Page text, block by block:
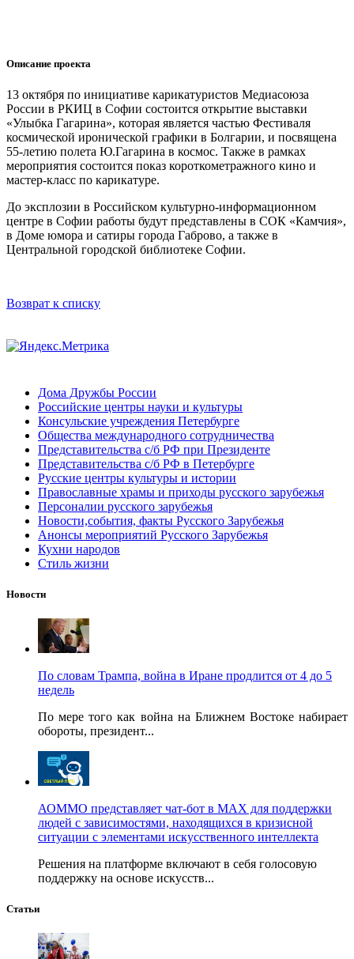
Описание проекта
13 октября по инициативе карикатуристов Медиасоюза
России в РКИЦ в Софии состоится открытие выставки
«Улыбка Гагарина», которая является частью Фестиваля
космической иронической графики в Болгарии, и посвящена
55-летию полета Ю.Гагарина в космос. Также в рамках
мероприятия состоится показ короткометражного кино и
мастер-класс по карикатуре.
До эксплозии в Российском культурно-информационном
центре в Софии работы будут представлены в СОК «Камчия»,
в Доме юмора и сатиры города Габрово, а также в
Центральной городской библиотеке Софии.
Возврат к списку
Дома Дружбы России
Российские центры науки и культуры
Консульские учреждения Петербурге
Общества международного сотрудничества
Представительства с/б РФ при Президенте
Представительства с/б РФ в Петербурге
Русские центры культуры и истории
Православные храмы и приходы русского зарубежья
Персоналии русского зарубежья
Новости,события, факты Русского Зарубежья
Анонсы мероприятий Русского Зарубежья
Кухни народов
Стиль жизни
Новости
По словам Трампа, война в Иране продлится от 4 до 5
недель
По мере того как война на Ближнем Востоке набирает
обороты, президент...
АОММО представляет чат-бот в MAX для поддержки
людей с зависимостями, находящихся в кризисной
ситуации с элементами искусственного интеллекта
Решения на платформе включают в себя голосовую
поддержку на основе искусств...
Статьи